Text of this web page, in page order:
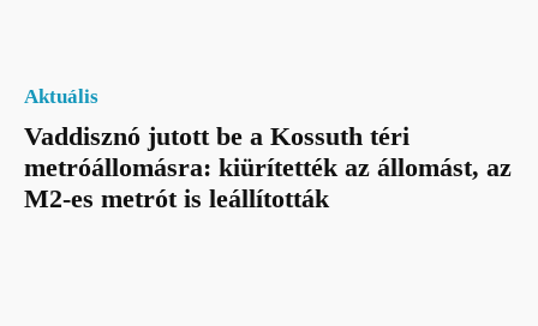
Aktuális
Vaddisznó jutott be a Kossuth téri
metróállomásra: kiürítették az állomást, az
M2-es metrót is leállították